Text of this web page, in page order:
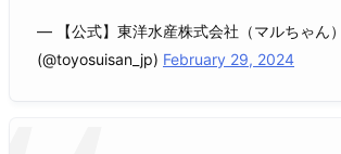
— 【公式】東洋水産株式会社（マルちゃん）
(@toyosuisan_jp) February 29, 2024